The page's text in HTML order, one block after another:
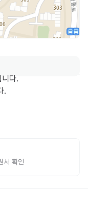
다.
.
서 확인